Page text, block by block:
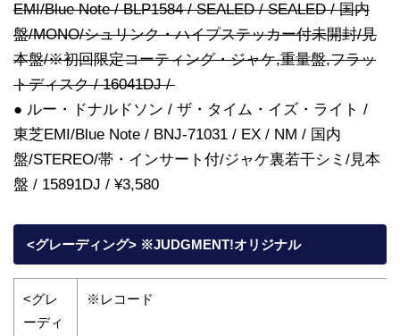
EMI/Blue Note / BLP1584 / SEALED / SEALED / 国内
盤/MONO/シュリンク・ハイプステッカー付未開封/見
本盤/※初回限定コーティング・ジャケ,重量盤,フラッ
トディスク / 16041DJ /
● ルー・ドナルドソン / ザ・タイム・イズ・ライト /
東芝EMI/Blue Note / BNJ-71031 / EX / NM / 国内
盤/STEREO/帯・インサート付/ジャケ裏若干シミ/見本
盤 / 15891DJ / ¥3,580
<グレーディング> ※JUDGMENT!オリジナル
<グレ
ーディ
※レコード